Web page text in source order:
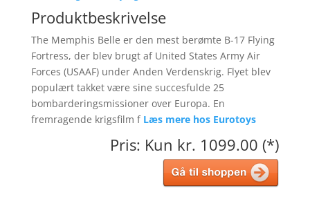
Produktbeskrivelse
The Memphis Belle er den mest berømte B-17 Flying
Fortress, der blev brugt af United States Army Air
Forces (USAAF) under Anden Verdenskrig. Flyet blev
populært takket være sine succesfulde 25
bombarderingsmissioner over Europa. En
fremragende krigsfilm f Læs mere hos Eurotoys
Pris: Kun kr. 1099.00 (*)